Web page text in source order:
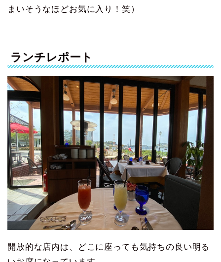
まいそうなほどお気に入り！笑）
ランチレポート
開放的な店内は、どこに座っても気持ちの良い明る